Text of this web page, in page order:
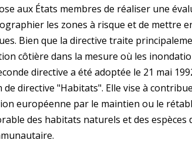
aux États membres de réaliser une
les zones à risque et de mettre
Bien que la directive traite
côtière dans la mesure où les
directive a été adoptée le 21 mai
de directive "Habitats". Elle vise à
européenne par le maintien ou le
des habitats naturels et des